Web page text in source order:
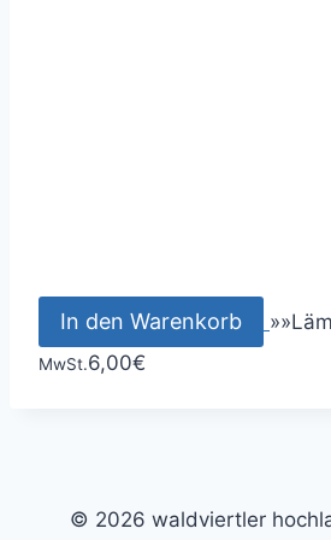
In den Warenkorb »»
MwSt.6,00€
© 2026 waldviertler